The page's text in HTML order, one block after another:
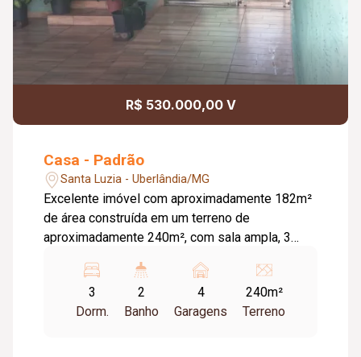
R$ 530.000,00 V
Casa - Padrão
Santa Luzia - Uberlândia/MG
Excelente imóvel com aproximadamente 182m²
de área construída em um terreno de
aproximadamente 240m², com sala ampla, 3
claraboia, hall para banheiro social, copa,
cozinha com bancada de pedra e bancada de
madeira, área nos fundos com churrasqueira e
3
Dorm.
2
Banho
4
Garagens
240m²
Terreno